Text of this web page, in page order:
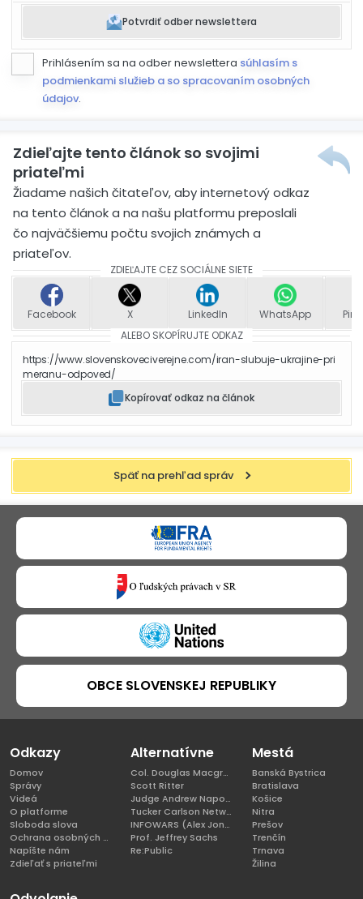
Potvrdiť odber newslettera
Prihlásením sa na odber newslettera súhlasím s
podmienkami služieb a so spracovaním osobných
údajov.
Zdieľajte tento článok so svojimi
priateľmi
Žiadame našich čitateľov, aby internetový odkaz
na tento článok a na našu platformu preposlali
čo najväčšiemu počtu svojich známych a
priateľov.
ZDIEĽAJTE CEZ SOCIÁLNE SIETE
Facebook X LinkedIn WhatsApp
ALEBO SKOPÍRUJTE ODKAZ
https://www.slovenskoveciverejne.com/iran-slubuje-ukrajine-pri
meranu-odpoved/
Kopírovať odkaz na článok
Späť na prehľad správ
OBCE SLOVENSKEJ REPUBLIKY
Odkazy
Domov
Správy
Videá
O platforme
Sloboda slova
Ochrana osobných údajov
Napíšte nám
Zdieľať s priateľmi
Alternatívne
Col. Douglas Macgregor, Ph.D
Scott Ritter
Judge Andrew Napolitano
Tucker Carlson Network
INFOWARS (Alex Jones)
Prof. Jeffrey Sachs
Re:Public
Mestá
Banská Bystrica
Bratislava
Košice
Nitra
Prešov
Trenčín
Trnava
Žilina